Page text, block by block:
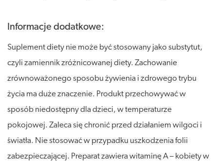
Informacje dodatkowe:
Suplement diety nie może być stosowany jako substytut,
czyli zamiennik zróżnicowanej diety. Zachowanie
zrównoważonego sposobu żywienia i zdrowego trybu
życia ma duże znaczenie. Produkt przechowywać w
sposób niedostępny dla dzieci, w temperaturze
pokojowej. Zaleca się chronić przed działaniem wilgoci i
światła. Nie stosować w przypadku uszkodzenia folii
zabezpieczającej. Preparat zawiera witaminę A – kobiety w